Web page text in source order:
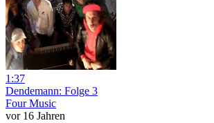
1:37
Dendemann: Folge 3
Four Music
vor 16 Jahren